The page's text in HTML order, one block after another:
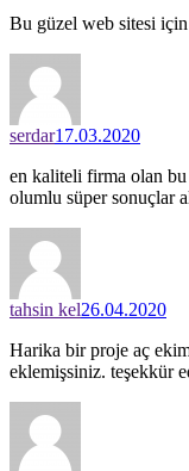
Bu güzel web sitesi
serdar17.03.2020
en kaliteli firma olan bu
olumlu süper sonuçlar
tahsin kel26.04.2020
Harika bir proje aç
eklemişsiniz. teşekkür